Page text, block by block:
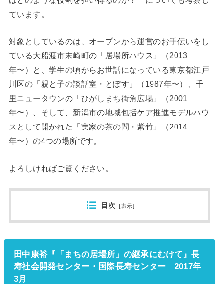
ています。
対象としているのは、オープンから運営のお手伝いをし
ている大船渡市末崎町の「居場所ハウス」（2013
年〜）と、学生の頃からお世話になっている東京都江戸
川区の「親と子の談話室・とぽす」（1987年〜）、千
里ニュータウンの「ひがしまち街角広場」（2001
年〜）、そして、新潟市の地域包括ケア推進モデルハウ
スとして開かれた「実家の茶の間・紫竹」（2014
年〜）の4つの場所です。
よろしければご覧ください。
目次 [表示]
田中康裕『「まちの居場所」の継承にむけて』長
寿社会開発センター・国際長寿センター 2017年
3月